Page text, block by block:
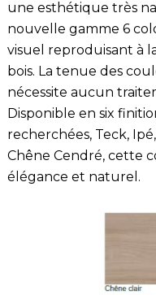
une esthétique très
nouvelle gamme 6
visuel reproduisant à
bois. La tenue des
nécessite aucun
Disponible en six
recherchées, Teck,
Chêne Cendré, cette
élégance et naturel.